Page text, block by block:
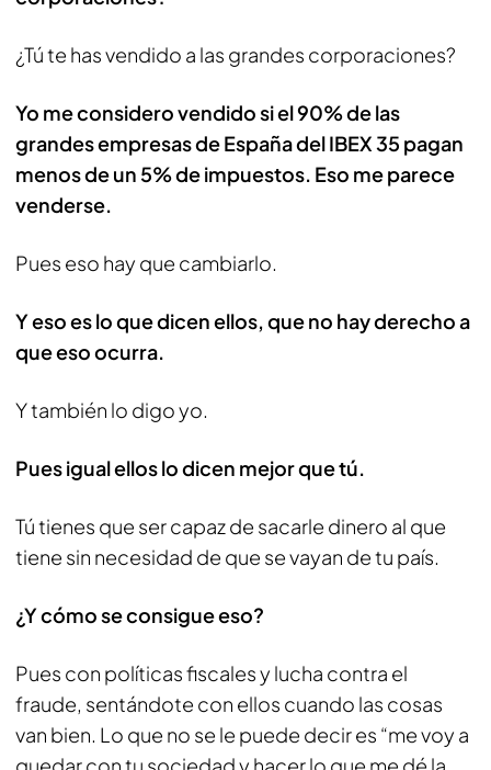
¿Tú te has vendido a las grandes corporaciones?
Yo me considero vendido si el 90% de las
grandes empresas de España del IBEX 35 pagan
menos de un 5% de impuestos. Eso me parece
venderse.
Pues eso hay que cambiarlo.
Y eso es lo que dicen ellos, que no hay derecho a
que eso ocurra.
Y también lo digo yo.
Pues igual ellos lo dicen mejor que tú.
Tú tienes que ser capaz de sacarle dinero al que
tiene sin necesidad de que se vayan de tu país.
¿Y cómo se consigue eso?
Pues con políticas fiscales y lucha contra el
fraude, sentándote con ellos cuando las cosas
van bien. Lo que no se le puede decir es “me voy a